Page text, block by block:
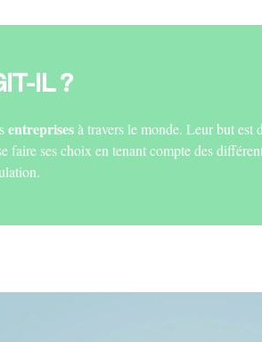
IL ?
entreprisesà travers le monde. Leur but est
faire ses choix en tenant compte des